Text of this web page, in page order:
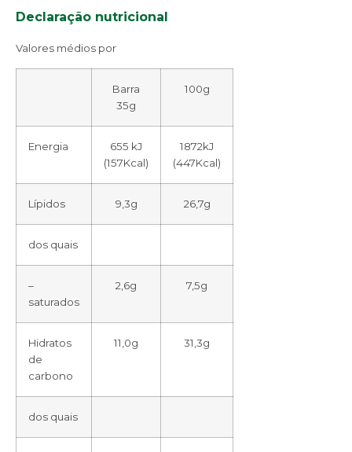
Declaração nutricional
Valores médios por
Barra
35g
100g
Energia
655 kJ
(157Kcal)
1872kJ
(447Kcal)
Lípidos 9,3g 26,7g
dos quais
–
saturados
2,6g 7,5g
Hidratos
de
carbono
11,0g 31,3g
dos quais